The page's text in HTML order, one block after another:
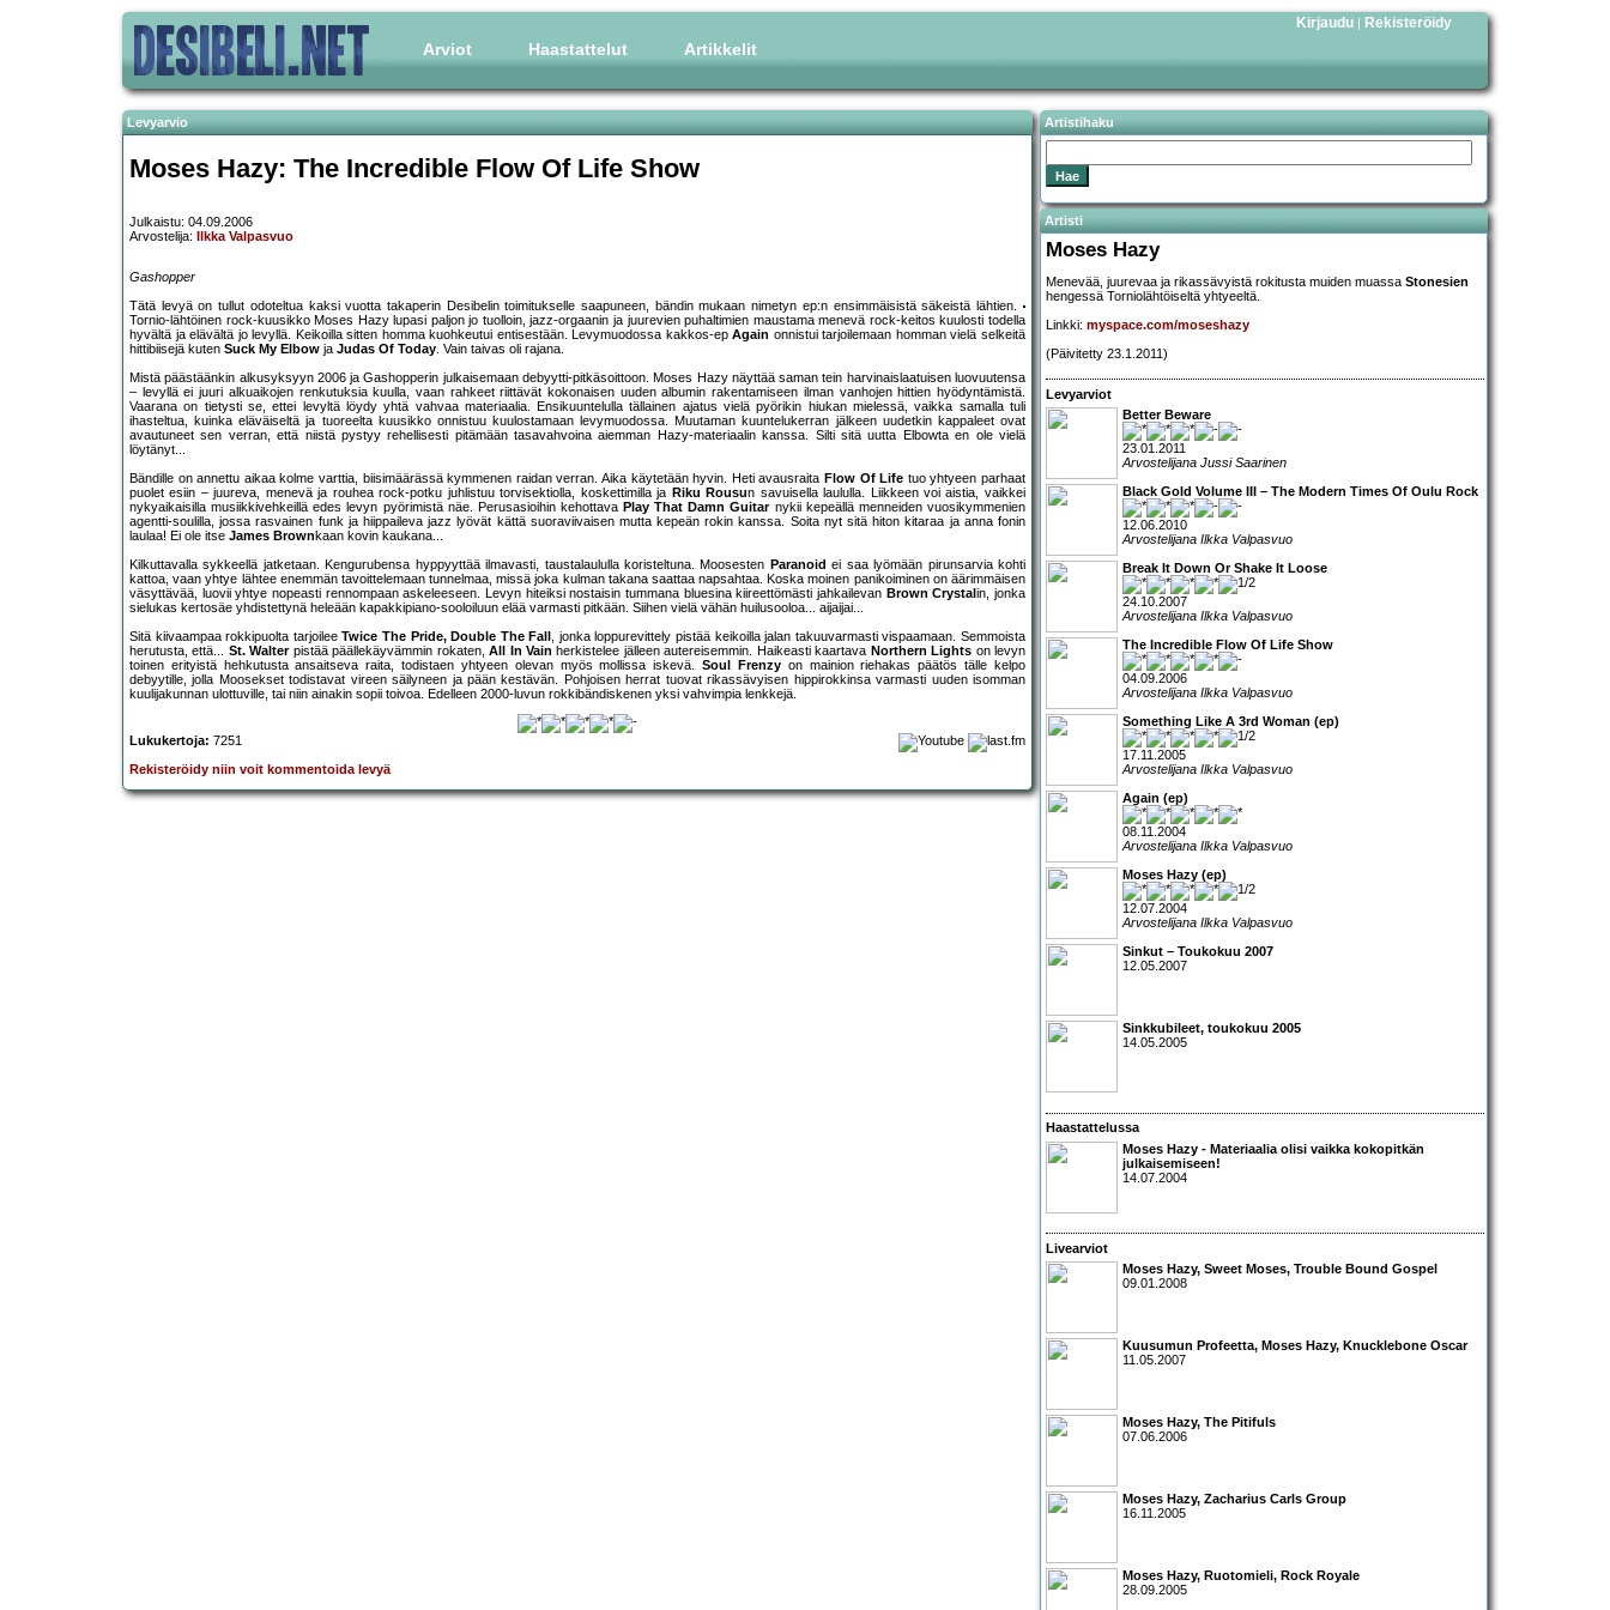
Arviot Haastattelut Artikkelit
Kirjaudu | Rekisteröidy
Levyarvio
Moses Hazy: The Incredible Flow Of Life Show
Julkaistu: 04.09.2006
Arvostelija:
Ilkka Valpasvuo
Gashopper
Tätä levyä on tullut odoteltua kaksi vuotta takaperin Desibelin toimitukselle saapuneen, bändin mukaan nimetyn ep:n ensimmäisistä säkeistä lähtien.
Tornio-lähtöinen rock-kuusikko Moses Hazy lupasi paljon jo tuolloin, jazz-orgaanin ja juurevien puhaltimien maustama menevä rock-keitos kuulosti todella
hyvältä ja elävältä jo levyllä. Keikoilla sitten homma kuohkeutui entisestään. Levymuodossa kakkos-epAgain onnistui tarjoilemaan homman vielä selkeitä
hittibiisejä kuten Suck My Elbow ja Judas Of Today. Vain taivas oli rajana.
Mistä päästäänkin alkusyksyyn 2006 ja Gashopperin julkaisemaan debyytti-pitkäsoittoon. Moses Hazy näyttää saman tein harvinaislaatuisen luovuutensa
– levyllä ei juuri alkuaikojen renkutuksia kuulla, vaan rahkeet riittävät kokonaisen uuden albumin rakentamiseen ilman vanhojen hittien hyödyntämistä.
Vaarana on tietysti se, ettei levyltä löydy yhtä vahvaa materiaalia. Ensikuuntelulla tällainen ajatus vielä pyörikin hiukan mielessä, vaikka samalla tuli
ihasteltua, kuinka eläväiseltä ja tuoreelta kuusikko onnistuu kuulostamaan levymuodossa. Muutaman kuuntelukerran jälkeen uudetkin kappaleet ovat
avautuneet sen verran, että niistä pystyy rehellisesti pitämään tasavahvoina aiemman Hazy-materiaalin kanssa. Silti sitä uutta Elbowta en ole vielä
löytänyt...
Bändille on annettu aikaa kolme varttia, biisimäärässä kymmenen raidan verran. Aika käytetään hyvin. Heti avausraita Flow Of Life tuo yhtyeen parhaat
puolet esiin – juureva, menevä ja rouhea rock-potku juhlistuu torvisektiolla, koskettimilla ja Riku Rousun savuisella laululla. Liikkeen voi aistia, vaikkei
nykyaikaisilla musiikkivehkeillä edes levyn pyörimistä näe. Perusasioihin kehottava Play That Damn Guitarnykii kepeällä menneiden vuosikymmenien
agentti-soulilla, jossa rasvainen funk ja hiippaileva jazz lyövät kättä suoraviivaisen mutta kepeän rokin kanssa. Soita nyt sitä hiton kitaraa ja anna fonin
laulaa! Ei ole itse James Brownkaan kovin kaukana...
Kilkuttavalla sykkeellä jatketaan. Kengurubensa hyppyyttää ilmavasti, taustalaululla koristeltuna. Moosesten Paranoid ei saa lyömään pirunsarvia kohti
kattoa, vaan yhtye lähtee enemmän tavoittelemaan tunnelmaa, missä joka kulman takana saattaa napsahtaa. Koska moinen panikoiminen on äärimmäisen
väsyttävää, luovii yhtye nopeasti rennompaan askeleeseen. Levyn hiteiksi nostaisin tummana bluesina kiireettömästi jahkailevan Brown Crystalin, jonka
sielukas kertosäe yhdistettynä heleään kapakkipiano-sooloiluun elää varmasti pitkään. Siihen vielä vähän huilusooloa... aijaijai...
Sitä kiivaampaa rokkipuolta tarjoileeTwice The Pride, Double The Fall , jonka loppurevittely pistää keikoilla jalan takuuvarmasti vispaamaan. Semmoista
herutusta, että... St. Walterpistää päällekäyvämmin rokaten,All In Vain herkistelee jälleen autereisemmin. Haikeasti kaartava Northern Lights on levyn
toinen erityistä hehkutusta ansaitseva raita, todistaen yhtyeen olevan myös mollissa iskevä.Soul Frenzyon mainion riehakas päätös tälle kelpo
debyytille, jolla Moosekset todistavat vireen säilyneen ja pään kestävän. Pohjoisen herrat tuovat rikassävyisen hippirokkinsa varmasti uuden isomman
kuulijakunnan ulottuville, tai niin ainakin sopii toivoa. Edelleen 2000-luvun rokkibändiskenen yksi vahvimpia lenkkejä.
Lukukertoja: 7251
Rekisteröidy niin voit kommentoida levyä
Artistihaku
Artisti
Moses Hazy
Menevää, juurevaa ja rikassävyistä rokitusta muiden muassa Stonesien
hengessä Torniolähtöiseltä yhtyeeltä.
Linkki: myspace.com/moseshazy
(Päivitetty 23.1.2011)
Levyarviot
Better Beware
23.01.2011
Arvostelijana Jussi Saarinen
Black Gold Volume III – The Modern Times Of Oulu Rock
12.06.2010
Arvostelijana Ilkka Valpasvuo
Break It Down Or Shake It Loose
24.10.2007
Arvostelijana Ilkka Valpasvuo
The Incredible Flow Of Life Show
04.09.2006
Arvostelijana Ilkka Valpasvuo
Something Like A 3rd Woman (ep)
17.11.2005
Arvostelijana Ilkka Valpasvuo
Again (ep)
08.11.2004
Arvostelijana Ilkka Valpasvuo
Moses Hazy (ep)
12.07.2004
Arvostelijana Ilkka Valpasvuo
Sinkut – Toukokuu 2007
12.05.2007
Sinkkubileet, toukokuu 2005
14.05.2005
Haastattelussa
Moses Hazy - Materiaalia olisi vaikka kokopitkän
julkaisemiseen!
14.07.2004
Livearviot
Moses Hazy, Sweet Moses, Trouble Bound Gospel
09.01.2008
Kuusumun Profeetta, Moses Hazy, Knucklebone Oscar
11.05.2007
Moses Hazy, The Pitifuls
07.06.2006
Moses Hazy, Zacharius Carls Group
16.11.2005
Moses Hazy, Ruotomieli, Rock Royale
28.09.2005